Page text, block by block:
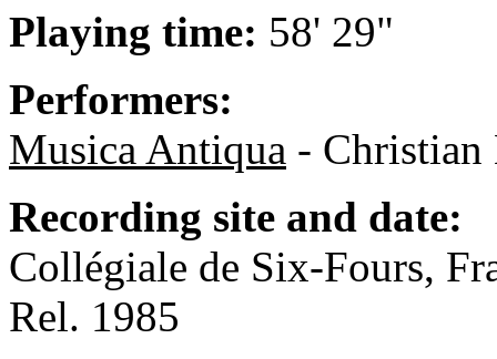
Playing time: 58' 29"
Performers:
Musica Antiqua - Christian
Recording site and date:
Collégiale de Six-Fours,
Rel. 1985